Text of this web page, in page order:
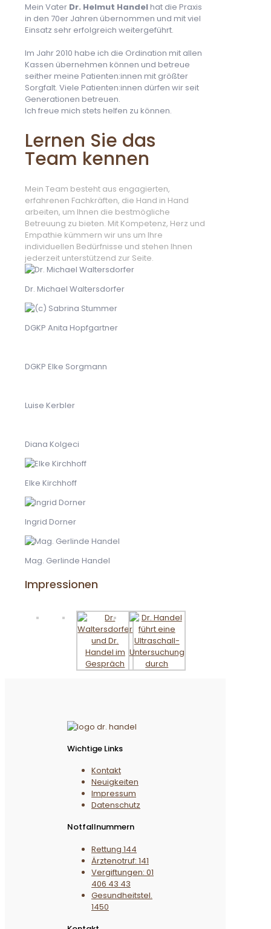
Mein Vater Dr. Helmut Handelhat die Praxis
in den 70er Jahren übernommen und mit viel
Einsatz sehr erfolgreich weitergeführt.
Im Jahr 2010 habe ich die Ordination mit allen
Kassen übernehmen können und betreue
seither meine Patienten:innen mit größter
Sorgfalt. Viele Patienten:innen dürfen wir seit
Generationen betreuen.
Ich freue mich stets helfen zu können.
Lernen Sie das
Team kennen
Mein Team besteht aus engagierten,
erfahrenen Fachkräften, die Hand in Hand
arbeiten, um Ihnen die bestmögliche
Betreuung zu bieten. Mit Kompetenz, Herz und
Empathie kümmern wir uns um Ihre
individuellen Bedürfnisse und stehen Ihnen
jederzeit unterstützend zur Seite.
Dr. Michael Waltersdorfer
DGKP Anita Hopfgartner
DGKP Elke Sorgmann
Luise Kerbler
Diana Kolgeci
Elke Kirchhoff
Ingrid Dorner
Mag. Gerlinde Handel
Impressionen
Wichtige Links
Kontakt
Neuigkeiten
Impressum
Datenschutz
Notfallnummern
Rettung 144
Ärztenotruf: 141
Vergiftungen: 01
406 43 43
Gesundheitstel.
1450